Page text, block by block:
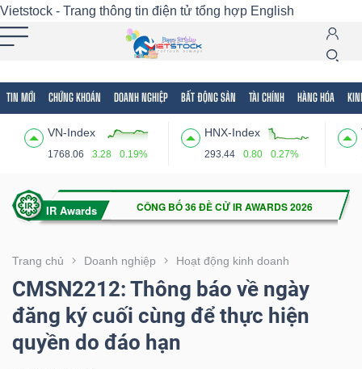
Vietstock - Trang thông tin điện tử tổng hợp English
TIN MỚI CHỨNG KHOÁN DOANH NGHIỆP BẤT ĐỘNG SẢN TÀI CHÍNH HÀNG HÓA
VN-Index
1768.06 3.28 0.19%
HNX-Index
293.44 0.80 0.27%
Trang chủ Doanh nghiệp Hoạt động kinh doanh
CMSN2212: Thông báo về ngày
đăng ký cuối cùng để thực hiện
quyền do đáo hạn
Tất cả Tính năng Ngành Mã chứng khoán
Tính
(-)
VIETSTOCK
CHỨNG
KHOÁN